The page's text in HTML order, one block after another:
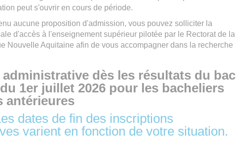
peut s'ouvrir en cours de période.
aucune proposition d'admission, vous pouvez solliciter la
d'accès à l'enseignement supérieur pilotée par le Rectorat de la
Nouvelle Aquitaine afin de vous accompagner dans la recherche
dès les résultats du bac
1er juillet 2026 pour les bacheliers
antérieures
dates de fin des inscriptions
varient en fonction de votre situation.